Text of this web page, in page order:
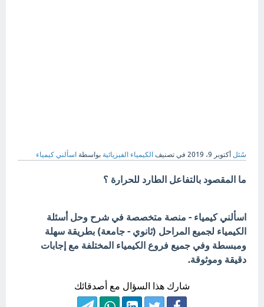
سُئل أكتوبر 9، 2019 في تصنيف الكيمياء الفيزيائية بواسطة اسألني كيمياء
ما المقصود بالتفاعل الطارد للحرارة ؟
اسألني كيمياء - منصة متخصصة في شرح وحل أسئلة
الكيمياء لجميع المراحل (ثانوي - جامعة) بطريقة سهلة
ومبسطة وفي جميع فروع الكيمياء المختلفة مع إجابات
دقيقة وموثوقة.
شارك هذا السؤال مع أصدقائك